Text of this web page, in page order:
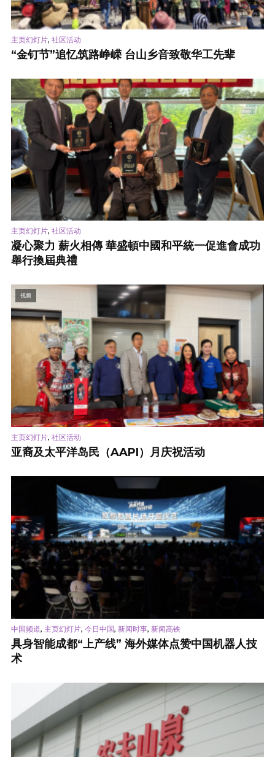
主页幻灯片, 社区活动
“金钉节”追忆筑路峥嵘 台山乡音致敬华工先辈
主页幻灯片, 社区活动
凝心聚力 薪火相傳 華盛頓中國和平統一促進會成功
舉行換屆典禮
视频
主页幻灯片, 社区活动
亚裔及太平洋岛民（AAPI）月庆祝活动
中国频道, 主页幻灯片, 今日中国, 新闻时事, 新闻高铁
具身智能成都“上产线” 海外媒体点赞中国机器人技
术